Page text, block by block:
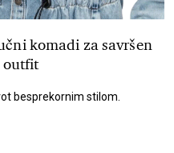
komadi za savršen
outfit
besprekornim stilom.